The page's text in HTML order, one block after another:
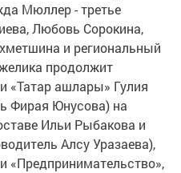
Мюллер - третье
Любовь Сорокина,
и региональный
продолжит
«Татар ашлары» Гулия
Фирая Юнусова) на
Ильи Рыбакова и
Алсу Уразаева),
«Предпринимательство»,